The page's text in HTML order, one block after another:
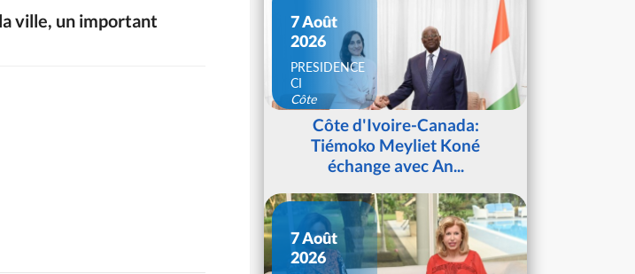
ville, un important
7 Août
2026
PRESIDENCE
CI
Côte
d'IvoireCôte d'Ivoire-Canada:
Tiémoko Meyliet Koné
échange avec An...
7 Août
2026